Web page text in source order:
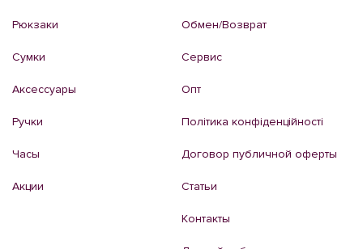
Рюкзаки
Сумки
Аксессуары
Ручки
Часы
Акции
Обмен/Возврат
Сервис
Опт
Політика конфіденційності
Договор публичной оферты
Статьи
Контакты